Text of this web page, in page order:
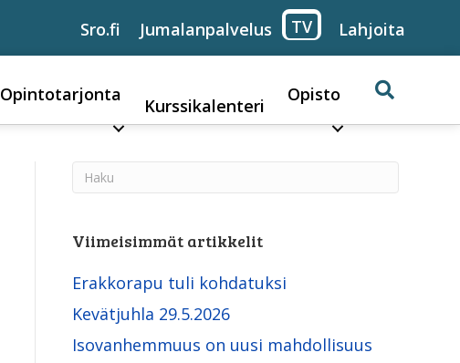
Sro.fi Jumalanpalvelus TV Lahjoita
Opintotarjonta
Kurssikalenteri
Opisto
Viimeisimmät artikkelit
Erakkorapu tuli kohdatuksi
Kevätjuhla 29.5.2026
Isovanhemmuus on uusi mahdollisuus